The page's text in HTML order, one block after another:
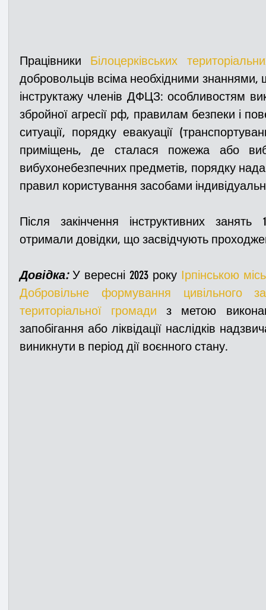
Працівники Білоцерківських
добровольців всіма необхідними
інструктажу членів ДФЦЗ: особливостям
збройної агресії рф, правилам безпеки і
ситуації, порядку евакуації
приміщень, де сталася пожежа або
вибухонебезпечних предметів, порядку
правил користування засобами
Після закінчення інструктивних
отримали довідки, що засвідчують
Довідка: У вересні 2023 року Ірпінською
Добровільне формування цивільного
територіальної громади з метою
запобігання або ліквідації наслідків
виникнути в період дії воєнного стану.